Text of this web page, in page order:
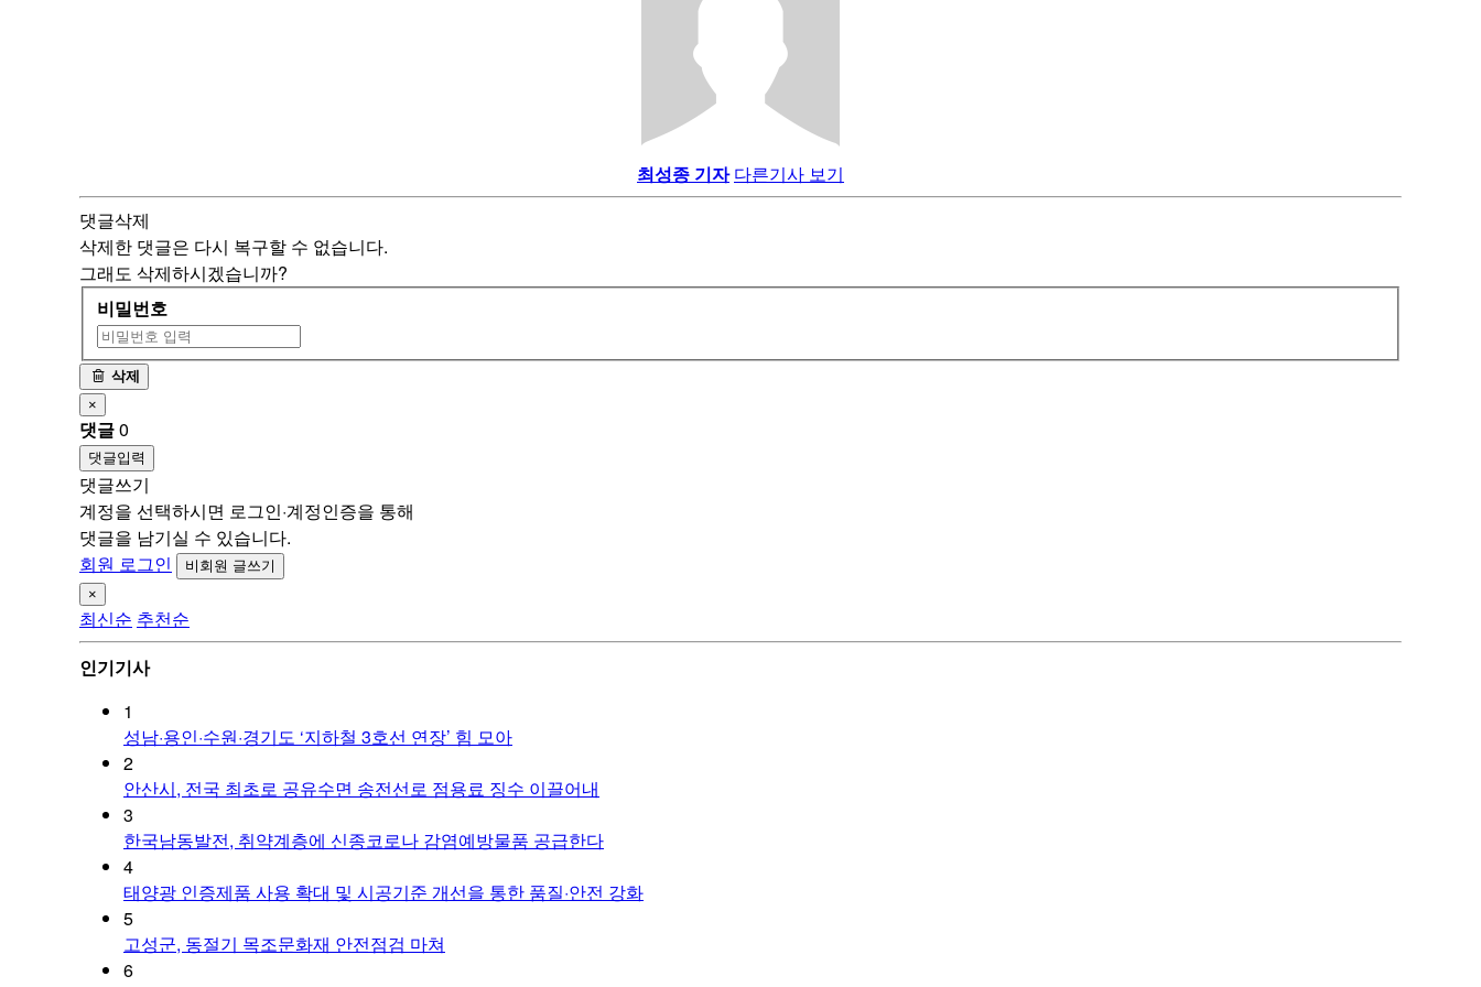
최성종 기자 다른기사 보기
댓글삭제
삭제한 댓글은 다시 복구할 수 없습니다.
그래도 삭제하시겠습니까?
비밀번호
삭제
×
댓글0
댓글입력
댓글쓰기
계정을 선택하시면 로그인·계정인증을 통해
댓글을 남기실 수 있습니다.
회원 로그인
비회원 글쓰기
×
최신순 추천순
인기기사
1
성남·용인·수원·경기도 ‘지하철 3호선 연장’ 힘 모아
2
안산시, 전국 최초로 공유수면 송전선로 점용료 징수 이끌어내
3
한국남동발전, 취약계층에 신종코로나 감염예방물품 공급한다
4
태양광 인증제품 사용 확대 및 시공기준 개선을 통한 품질·안전 강화
5
고성군, 동절기 목조문화재 안전점검 마쳐
6